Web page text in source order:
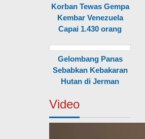
Korban Tewas Gempa
Kembar Venezuela
Capai 1.430 orang
Gelombang Panas
Sebabkan Kebakaran
Hutan di Jerman
Video